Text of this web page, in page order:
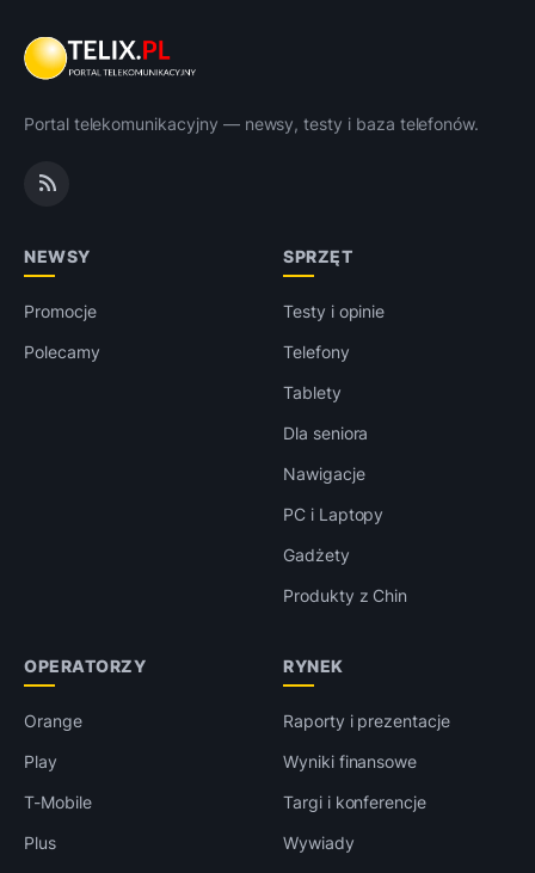
Portal telekomunikacyjny — newsy, testy i baza telefonów.
NEWSY
Promocje
Polecamy
SPRZĘT
Testy i opinie
Telefony
Tablety
Dla seniora
Nawigacje
PC i Laptopy
Gadżety
Produkty z Chin
OPERATORZY
Orange
Play
T-Mobile
Plus
RYNEK
Raporty i prezentacje
Wyniki finansowe
Targi i konferencje
Wywiady